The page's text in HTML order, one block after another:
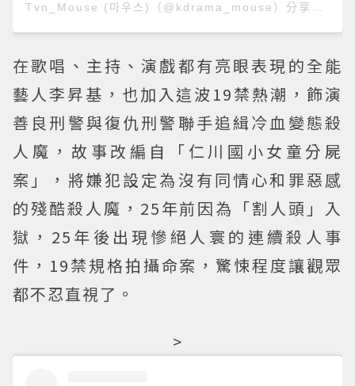
在歌唱、主持、演戲都有亮眼表現的全能
藝人李昇基，也加入這波19禁熱潮，飾演
善良刑警與復仇刑警聯手追緝冷血變態殺
人魔，故事改編自「仁川國小女童分屍
案」，將嫌犯設定為沒有同情心和罪惡感
的殘酷殺人魔，25年前因為「割人頭」入
獄，25年後出現慘絕人寰的連續殺人事
件，19禁規格拍攝命案，驚悚程度讓觀眾
都不忍直視了。
>